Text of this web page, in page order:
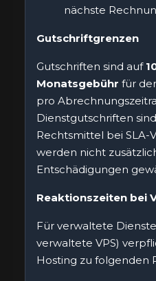
nächste
Gutschriftgrenzen
Gutschriften sind auf
Monatsgebühr für
pro
Dienstgutschriften
Rechtsmittel bei SLA-
werden nicht
Entschädigungen
Reaktionszeiten bei
Für verwaltete
verwaltete VPS)
Hosting zu folgenden